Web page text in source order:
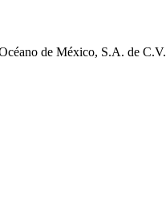
de México, S.A. de C.V.